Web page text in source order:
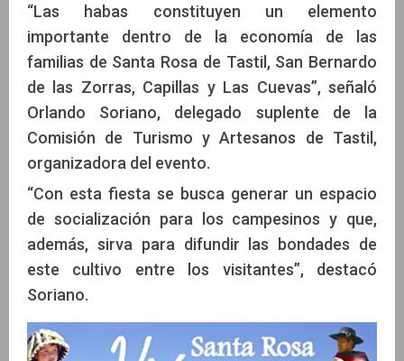
“Las habas constituyen un elemento
importante dentro de la economía de las
familias de Santa Rosa de Tastil, San Bernardo
de las Zorras, Capillas y Las Cuevas”, señaló
Orlando Soriano, delegado suplente de la
Comisión de Turismo y Artesanos de Tastil,
organizadora del evento.
“Con esta fiesta se busca generar un espacio
de socialización para los campesinos y que,
además, sirva para difundir las bondades de
este cultivo entre los visitantes”, destacó
Soriano.